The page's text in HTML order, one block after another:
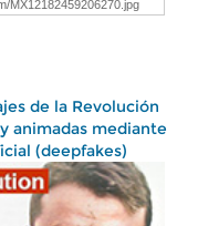
de la Revolución
animadas mediante
(deepfakes)